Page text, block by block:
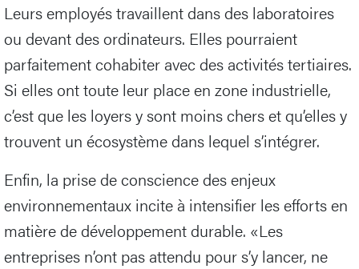
Leurs employés travaillent dans des laboratoires
ou devant des ordinateurs. Elles pourraient
parfaitement cohabiter avec des activités tertiaires.
Si elles ont toute leur place en zone industrielle,
c’est que les loyers y sont moins chers et qu’elles y
trouvent un écosystème dans lequel s’intégrer.
Enfin, la prise de conscience des enjeux
environnementaux incite à intensifier les efforts en
matière de développement durable. «Les
entreprises n’ont pas attendu pour s’y lancer, ne